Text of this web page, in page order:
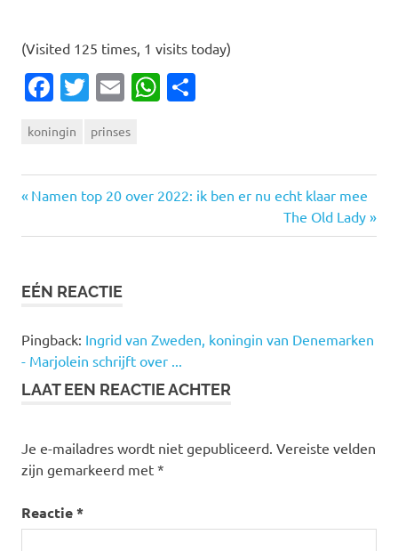
(Visited 125 times, 1 visits today)
Facebook
Twitter
EmailWhatsApp
koningin prinses
Bericht
navigatie
Vorige
Namen top 20 over 2022: ik ben er nu echt klaar mee
Volgende
bericht:
The Old Lady
EÉN REACTIE
Pingback: Ingrid van Zweden, koningin van Denemarken
- Marjolein schrijft over ...
LAAT EEN REACTIE ACHTER
Je e-mailadres wordt niet gepubliceerd. Vereiste velden
zijn gemarkeerd met *
Reactie*